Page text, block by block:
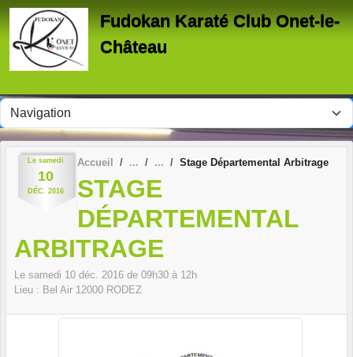
Fudokan Karaté Club Onet-le-
Château
Le samedi
10
DÉC. 2016
Accueil Stage Départemental Arbitrage
STAGE
DÉPARTEMENTAL
ARBITRAGE
Le samedi 10 déc. 2016 de 09h30 à 12h
Lieu : Bel Air 12000 RODEZ
Panneau de gestion des cookies